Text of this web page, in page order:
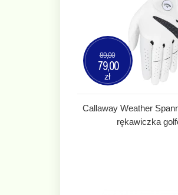
Callaway Weather
rękawiczka
89,00
79,00
zł